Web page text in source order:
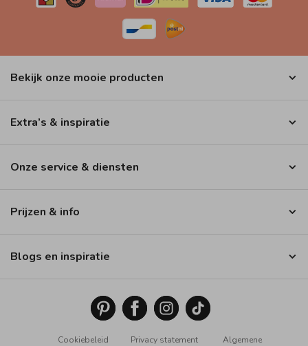
Bekijk onze mooie producten
Extra’s & inspiratie
Onze service & diensten
Prijzen & info
Blogs en inspiratie
Cookiebeleid Privacy statement Algemene